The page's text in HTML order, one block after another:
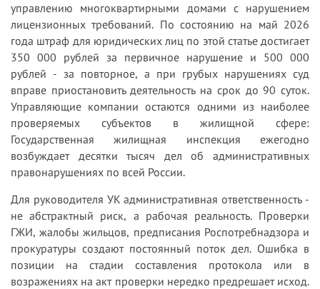
управлению многоквартирными домами с нарушением
лицензионных требований. По состоянию на май 2026
года штраф для юридических лиц по этой статье достигает
350 000 рублей за первичное нарушение и 500 000
рублей - за повторное, а при грубых нарушениях суд
вправе приостановить деятельность на срок до 90 суток.
Управляющие компании остаются одними из наиболее
проверяемых субъектов в жилищной сфере:
Государственная жилищная инспекция ежегодно
возбуждает десятки тысяч дел об административных
правонарушениях по всей России.
Для руководителя УК административная ответственность -
не абстрактный риск, а рабочая реальность. Проверки
ГЖИ, жалобы жильцов, предписания Роспотребнадзора и
прокуратуры создают постоянный поток дел. Ошибка в
позиции на стадии составления протокола или в
возражениях на акт проверки нередко предрешает исход.